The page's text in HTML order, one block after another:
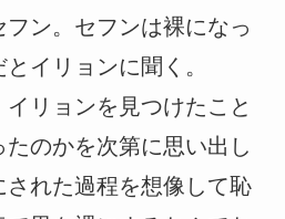
ン。セフンは裸になっ
イリョンに聞く。
リョンを見つけたこと
のかを次第に思い出し
れた過程を想像して恥